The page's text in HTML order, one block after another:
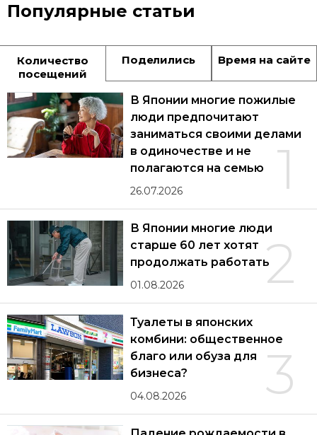
Популярные статьи
Количество
посещений
Поделились Время на сайте
1
В Японии многие пожилые
люди предпочитают
заниматься своими делами
в одиночестве и не
полагаются на семью
26.07.2026
2
В Японии многие люди
старше 60 лет хотят
продолжать работать
01.08.2026
3
Туалеты в японских
комбини: общественное
благо или обуза для
бизнеса?
04.08.2026